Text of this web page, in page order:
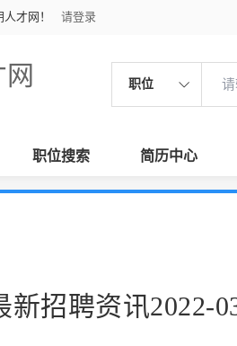
才网！ 请登录
职位
职位搜索 简历中心
新招聘资讯2022-